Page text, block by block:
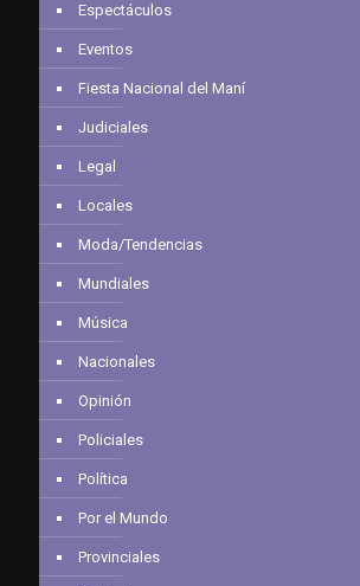
Espectáculos
Eventos
Fiesta Nacional del Maní
Judiciales
Legal
Locales
Moda/Tendencias
Mundiales
Música
Nacionales
Opinión
Policiales
Política
Por el Mundo
Provinciales